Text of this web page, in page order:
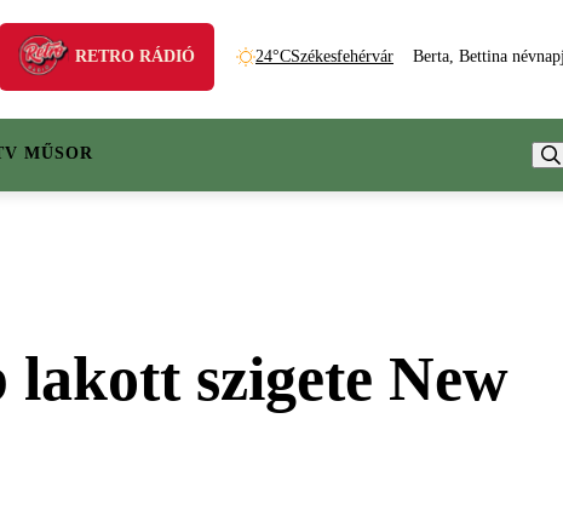
RETRO RÁDIÓ 24°CSzékesfehérvár Berta, Bettina
MŰSOR
szigete New